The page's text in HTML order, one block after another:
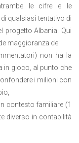
le cifre e le
qualsiasi tentativo di
progetto Albania. Qui
maggioranza dei
non ha la
in gioco, al punto che
i milioni con
contesto familiare (1
diverso in contabilità